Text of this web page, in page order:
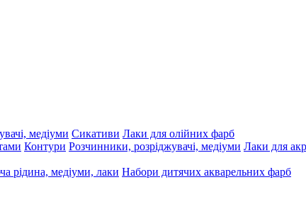
медіуми Сикативи Лаки для олійних фарб
Контури Розчинники, розріджувачі, медіуми Лаки для
рідина, медіуми, лаки Набори дитячих акварельних фарб